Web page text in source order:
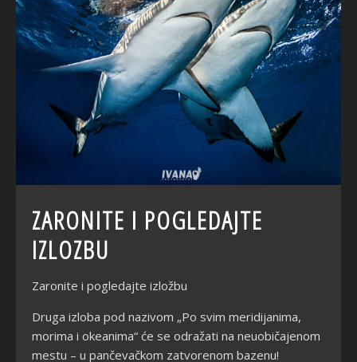
ZARONITE I POGLEDAJTE
IZLOZBU
Zaronite i pogledajte izložbu
Druga izloba pod nazivom „Po svim meridijanima,
morima i okeanima“ će se odražati na neuobičajenom
mestu – u pančevačkom zatvorenom bazenu!